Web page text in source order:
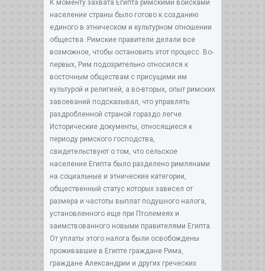
К моменту захвата Египта римскими войсками
население страны было готово к созданию
единого в этническом и культурном отношении
общества. Римские правители делали все
возможное, чтобы остановить этот процесс. Во-
первых, Рим подозрительно относился к
восточным обществам с присущими им
культурой и религией, а во-вторых, опыт римских
завоеваний подсказывал, что управлять
раздробленной страной гораздо легче.
Исторические документы, относящиеся к
периоду римского господства,
свидетельствуют о том, что сельское
население Египта было разделено римлянами
на социальные и этнические категории,
общественный статус которых зависел от
размера и частоты выплат подушного налога,
установленного еще при Птолемеях и
заимствованного новыми правителями Египта.
От уплаты этого налога были освобождены
проживавшие в Египте граждане Рима,
граждане Александрии и других греческих